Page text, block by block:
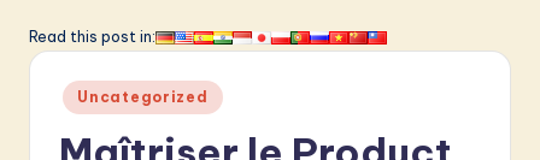
li
Read this post in:
Posted
in
Uncategorized